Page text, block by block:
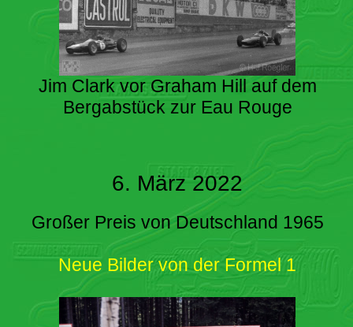
Jim Clark vor Graham Hill auf dem
Bergabstück zur Eau Rouge
6. März 2022
Großer Preis von Deutschland 1965
Neue Bilder von der Formel 1